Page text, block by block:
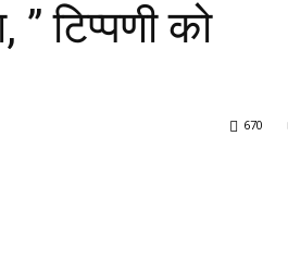
टिप्पणी को
670